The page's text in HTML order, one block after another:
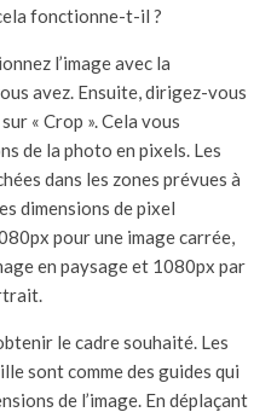
fonctionne-t-il ?
l’image avec la
avez. Ensuite, dirigez-vous
« Crop ». Cela vous
de la photo en pixels. Les
dans les zones prévues à
dimensions de pixel
pour une image carrée,
en paysage et 1080px par
le cadre souhaité. Les
sont comme des guides qui
de l’image. En déplaçant